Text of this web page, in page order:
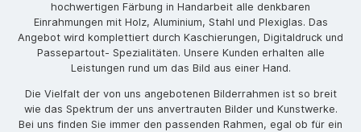
hochwertigen Färbung in Handarbeit alle denkbaren
Einrahmungen mit Holz, Aluminium, Stahl und Plexiglas. Das
Angebot wird komplettiert durch Kaschierungen, Digitaldruck und
Passepartout- Spezialitäten. Unsere Kunden erhalten alle
Leistungen rund um das Bild aus einer Hand.
Die Vielfalt der von uns angebotenen Bilderrahmen ist so breit
wie das Spektrum der uns anvertrauten Bilder und Kunstwerke.
Bei uns finden Sie immer den passenden Rahmen, egal ob für ein